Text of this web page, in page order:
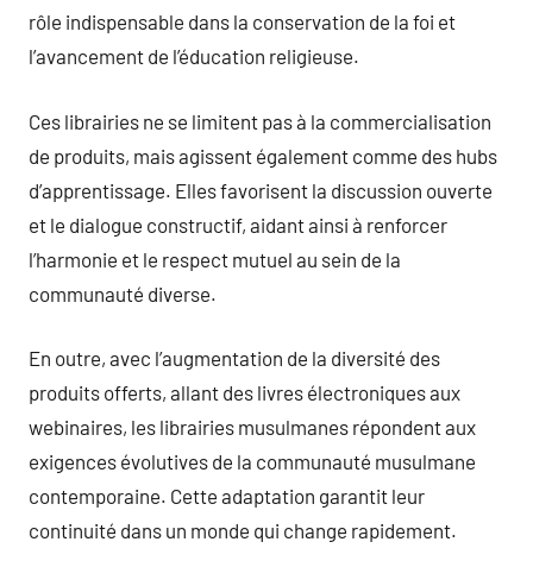
rôle indispensable dans la conservation de la foi et
l’avancement de l’éducation religieuse.
Ces librairies ne se limitent pas à la commercialisation
de produits, mais agissent également comme des hubs
d’apprentissage. Elles favorisent la discussion ouverte
et le dialogue constructif, aidant ainsi à renforcer
l’harmonie et le respect mutuel au sein de la
communauté diverse.
En outre, avec l’augmentation de la diversité des
produits offerts, allant des livres électroniques aux
webinaires, les librairies musulmanes répondent aux
exigences évolutives de la communauté musulmane
contemporaine. Cette adaptation garantit leur
continuité dans un monde qui change rapidement.